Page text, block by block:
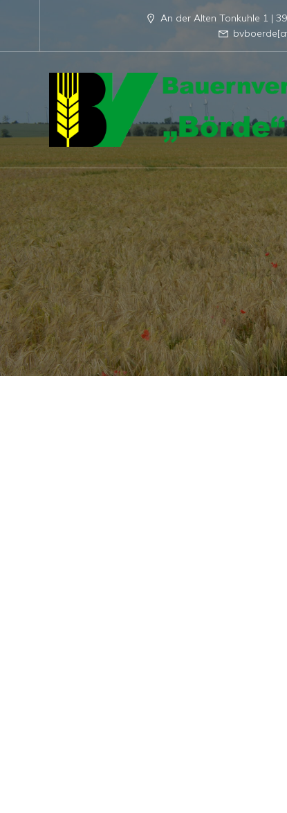
An der Alten Tonkuhle 1 |